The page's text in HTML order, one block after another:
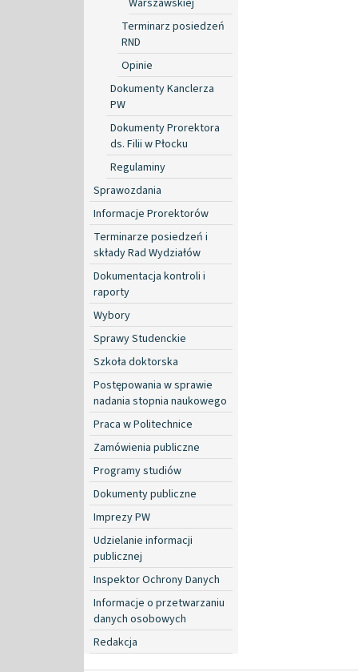
Terminarz posiedzeń
RND
Opinie
Dokumenty Kanclerza
PW
Dokumenty Prorektora
ds. Filii w Płocku
Regulaminy
Sprawozdania
Informacje Prorektorów
Terminarze posiedzeń i
składy Rad Wydziałów
Dokumentacja kontroli i
raporty
Wybory
Sprawy Studenckie
Szkoła doktorska
Postępowania w sprawie
nadania stopnia naukowego
Praca w Politechnice
Zamówienia publiczne
Programy studiów
Dokumenty publiczne
Imprezy PW
Udzielanie informacji
publicznej
Inspektor Ochrony Danych
Informacje o przetwarzaniu
danych osobowych
Redakcja